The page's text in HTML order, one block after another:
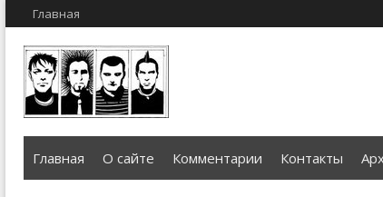
Главная
Главная О сайте Комментарии Контакты